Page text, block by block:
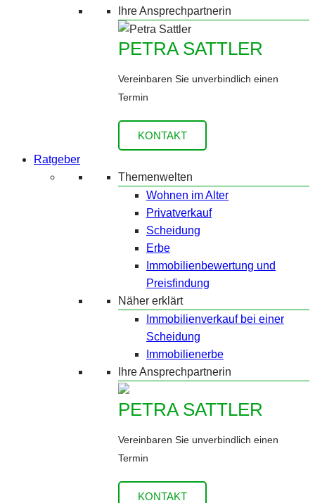
Ihre Ansprechpartnerin
PETRA SATTLER
Vereinbaren Sie unverbindlich einen
Termin
KONTAKT
Ratgeber
Themenwelten
Wohnen im Alter
Privatverkauf
Scheidung
Erbe
Immobilienbewertung und
Preisfindung
Näher erklärt
Immobilienverkauf bei einer
Scheidung
Immobilienerbe
Ihre Ansprechpartnerin
PETRA SATTLER
Vereinbaren Sie unverbindlich einen
Termin
KONTAKT